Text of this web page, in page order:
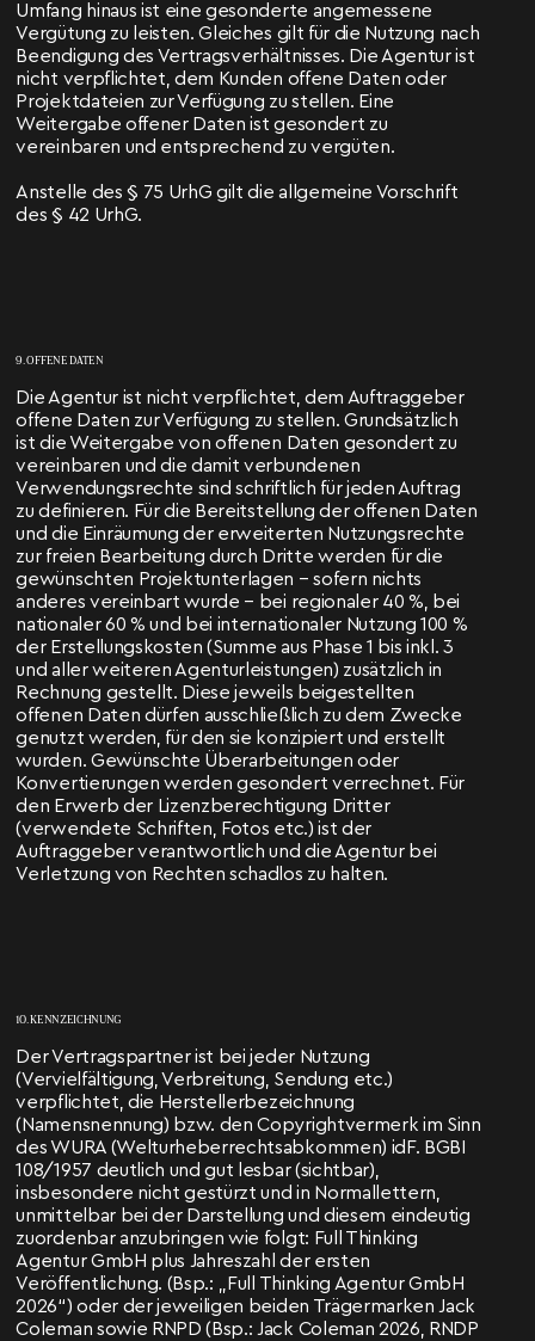
Umfang hinaus ist eine gesonderte angemessene
Vergütung zu leisten. Gleiches gilt für die Nutzung nach
Beendigung des Vertragsverhältnisses. Die Agentur ist
nicht verpflichtet, dem Kunden offene Daten oder
Projektdateien zur Verfügung zu stellen. Eine
Weitergabe offener Daten ist gesondert zu
vereinbaren und entsprechend zu vergüten.
Anstelle des § 75 UrhG gilt die allgemeine Vorschrift
des § 42 UrhG.
9. OFFENE DATEN
Die Agentur ist nicht verpflichtet, dem Auftraggeber
offene Daten zur Verfügung zu stellen. Grundsätzlich
ist die Weitergabe von offenen Daten gesondert zu
vereinbaren und die damit verbundenen
Verwendungsrechte sind schriftlich für jeden Auftrag
zu definieren. Für die Bereitstellung der offenen Daten
und die Einräumung der erweiterten Nutzungsrechte
zur freien Bearbeitung durch Dritte werden für die
gewünschten Projektunterlagen – sofern nichts
anderes vereinbart wurde – bei regionaler 40 %, bei
nationaler 60 % und bei internationaler Nutzung 100 %
der Erstellungskosten (Summe aus Phase 1 bis inkl. 3
und aller weiteren Agenturleistungen) zusätzlich in
Rechnung gestellt. Diese jeweils beigestellten
offenen Daten dürfen ausschließlich zu dem Zwecke
genutzt werden, für den sie konzipiert und erstellt
wurden. Gewünschte Überarbeitungen oder
Konvertierungen werden gesondert verrechnet. Für
den Erwerb der Lizenzberechtigung Dritter
(verwendete Schriften, Fotos etc.) ist der
Auftraggeber verantwortlich und die Agentur bei
Verletzung von Rechten schadlos zu halten.
10. KENNZEICHNUNG
Der Vertragspartner ist bei jeder Nutzung
(Vervielfältigung, Verbreitung, Sendung etc.)
verpflichtet, die Herstellerbezeichnung
(Namensnennung) bzw. den Copyrightvermerk im Sinn
des WURA (Welturheberrechtsabkommen) idF. BGBI
108/1957 deutlich und gut lesbar (sichtbar),
insbesondere nicht gestürzt und in Normallettern,
unmittelbar bei der Darstellung und diesem eindeutig
zuordenbar anzubringen wie folgt: Full Thinking
Agentur GmbH plus Jahreszahl der ersten
Veröffentlichung. (Bsp.: „Full Thinking Agentur GmbH
2026“) oder der jeweiligen beiden Trägermarken Jack
Coleman sowie RNPD (Bsp.: Jack Coleman 2026, RNDP